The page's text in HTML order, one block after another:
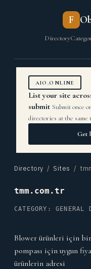
F
Directory
AIO.ONLINE
List your site
submit Submit once
directories at the same
Get
Directory / Sites /
tmm.com.tr
CATEGORY: GENERAL
Blower ürünleri için
pompası için uygun
ürünlerin adresi